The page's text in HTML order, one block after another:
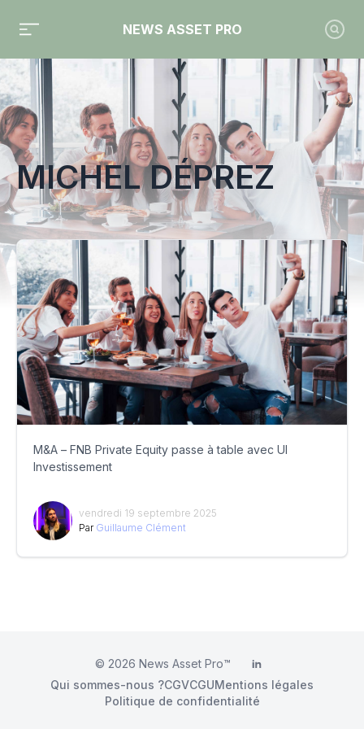
NEWS ASSET PRO
Toute l'actualité sur le tag "Michel Déprez"
MICHEL DÉPREZ
M&A – FNB Private Equity passe à table avec UI
Investissement
vendredi 19 septembre 2025
Par Guillaume Clément
© 2026 News Asset Pro™ LinkedIn
Qui sommes-nous ?CGVCGUMentions légales
Politique de confidentialité